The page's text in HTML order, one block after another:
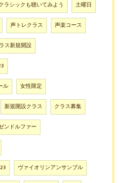
ラシックも聴いてみよう 土曜日
声トレクラス 声楽コース
ス新規開設
ル 女性限定
新規開設クラス クラス募集
ンドルファー
ヴァイオリンアンサンブル